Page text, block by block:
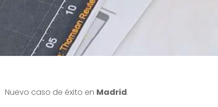
Nuevo caso de éxito en Madrid.